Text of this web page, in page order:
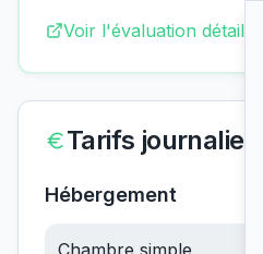
Voir l'évaluation
Tarifs journaliers
Hébergement
Chambre simple